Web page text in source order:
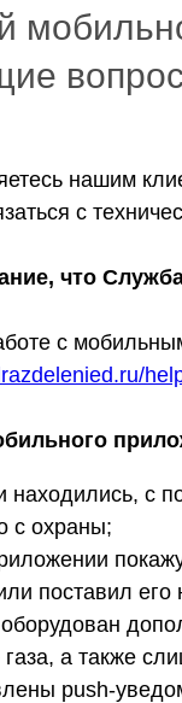
нашим
с
что
c
находились, с
с охраны;
поставил его
газа, а также
push-